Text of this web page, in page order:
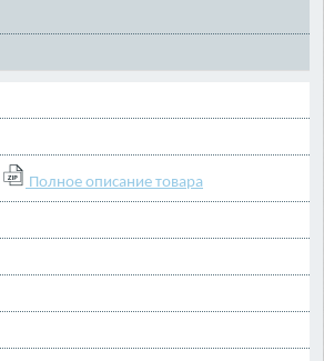
Полное описание товара